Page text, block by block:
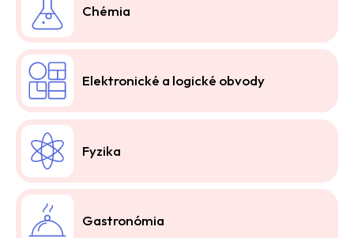
Chémia
Elektronické a logické obvody
Fyzika
Gastronómia